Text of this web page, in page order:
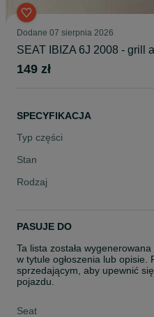
Dodane 07 sierpnia 2026
SEAT IBIZA 6J 2008 - grill
149 zł
SPECYFIKACJA
Typ części
Stan
Rodzaj
PASUJE DO
Ta lista została
w tytule ogłoszenia lub
sprzedającym, aby upewnić
pojazdu.
Seat